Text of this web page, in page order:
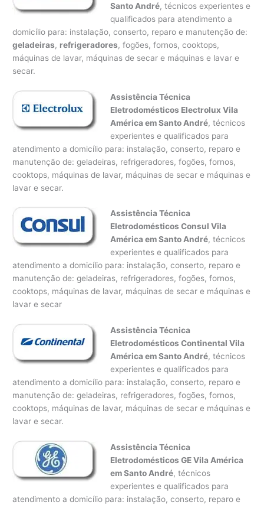
Santo André, técnicos experientes e
qualificados para atendimento a
domicílio para: instalação, conserto, reparo e manutenção de:
geladeiras, refrigeradores, fogões, fornos, cooktops,
máquinas de lavar, máquinas de secar e máquinas e lavar e
secar.
Assistência Técnica
Eletrodomésticos Electrolux Vila
América em Santo André, técnicos
experientes e qualificados para
atendimento a domicílio para: instalação, conserto, reparo e
manutenção de: geladeiras, refrigeradores, fogões, fornos,
cooktops, máquinas de lavar, máquinas de secar e máquinas e
lavar e secar.
Assistência Técnica
Eletrodomésticos Consul Vila
América em Santo André, técnicos
experientes e qualificados para
atendimento a domicílio para: instalação, conserto, reparo e
manutenção de: geladeiras, refrigeradores, fogões, fornos,
cooktops, máquinas de lavar, máquinas de secar e máquinas e
lavar e secar
Assistência Técnica
Eletrodomésticos Continental Vila
América em Santo André, técnicos
experientes e qualificados para
atendimento a domicílio para: instalação, conserto, reparo e
manutenção de: geladeiras, refrigeradores, fogões, fornos,
cooktops, máquinas de lavar, máquinas de secar e máquinas e
lavar e secar.
Assistência Técnica
Eletrodomésticos GE Vila América
em Santo André, técnicos
experientes e qualificados para
atendimento a domicílio para: instalação, conserto, reparo e